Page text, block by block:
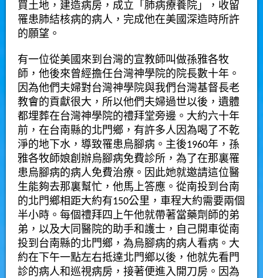
買土地，建造病房，成立「肺病療養院」，收留
罹患肺結核病的病人，完成他在美國深造時所許
的願望。
有一位從美國來到台灣的宣教師叫做孫雅各牧
師，他後來曾經擔任台灣神學院的院長數十年。
因為他們夫婦對台灣神學院與我們台灣基督長老
教會的貢獻很大，所以他們夫婦過世以後，遺體
都埋葬在台灣神學院的禮拜堂旁邊。大約六十年
前，在台南縣的北門鄉，有許多人因為喝了不乾
淨的地下水，導致罹患烏腳病。主後1960年，孫
雅各牧師娘創辦烏腳病免費診所，為了在那裏罹
患烏腳病的病人免費治療。因此她就邀請這位醫
生能夠去那裏幫忙，他馬上答應。從南投到台南
的北門鄉相距大約有150公里，車程大約需要兩個
半小時。每個禮拜四上午他就帶著當藥劑師的弟
弟，以及大同醫院的助手和護士，自己開車從南
投到台南縣的北門鄉，為烏腳病的病人看病。大
約在下午一點左右抵達北門鄉以後，他就先看門
診的病人和巡視病房，接著便進入開刀房。因為